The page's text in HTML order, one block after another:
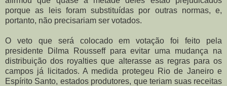
porque as leis foram substituídas por outras normas, e,
portanto, não precisariam ser votados.
O veto que será colocado em votação foi feito pela
presidente Dilma Rousseff para evitar uma mudança na
distribuição dos royalties que alterasse as regras para os
campos já licitados. A medida protegeu Rio de Janeiro e
Espírito Santo, estados produtores, que teriam suas receitas